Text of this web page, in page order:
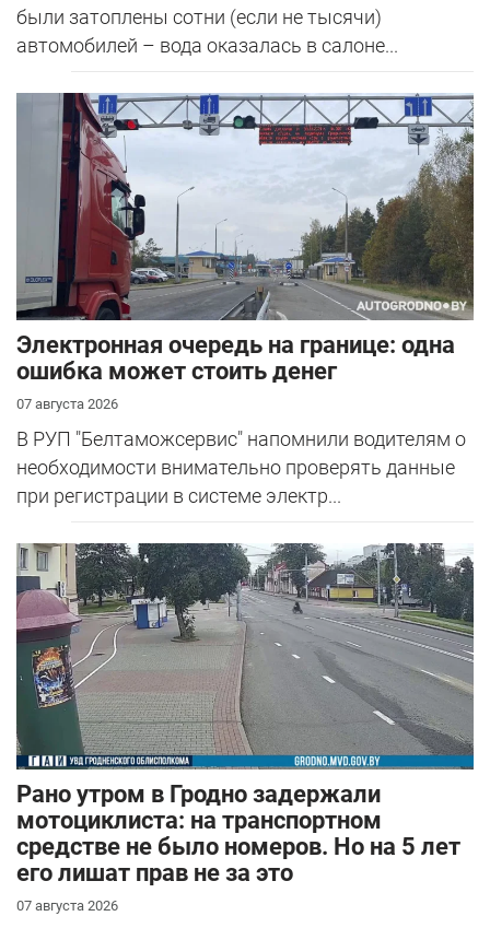
были затоплены сотни (если не тысячи)
автомобилей – вода оказалась в салоне...
Электронная очередь на границе: одна
ошибка может стоить денег
07 августа 2026
В РУП "Белтаможсервис" напомнили водителям о
необходимости внимательно проверять данные
при регистрации в системе электр...
Рано утром в Гродно задержали
мотоциклиста: на транспортном
средстве не было номеров. Но на 5 лет
его лишат прав не за это
07 августа 2026